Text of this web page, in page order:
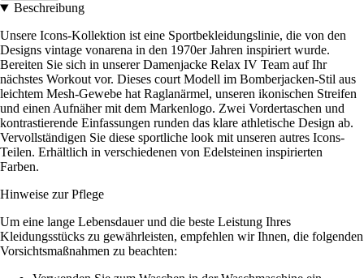
Beschreibung
Unsere Icons-Kollektion ist eine Sportbekleidungslinie, die von den
Designs vintage vonarena in den 1970er Jahren inspiriert wurde.
Bereiten Sie sich in unserer Damenjacke Relax IV Team auf Ihr
nächstes Workout vor. Dieses court Modell im Bomberjacken-Stil aus
leichtem Mesh-Gewebe hat Raglanärmel, unseren ikonischen Streifen
und einen Aufnäher mit dem Markenlogo. Zwei Vordertaschen und
kontrastierende Einfassungen runden das klare athletische Design ab.
Vervollständigen Sie diese sportliche look mit unseren autres Icons-
Teilen. Erhältlich in verschiedenen von Edelsteinen inspirierten
Farben.
Hinweise zur Pflege
Um eine lange Lebensdauer und die beste Leistung Ihres
Kleidungsstücks zu gewährleisten, empfehlen wir Ihnen, die folgenden
Vorsichtsmaßnahmen zu beachten: